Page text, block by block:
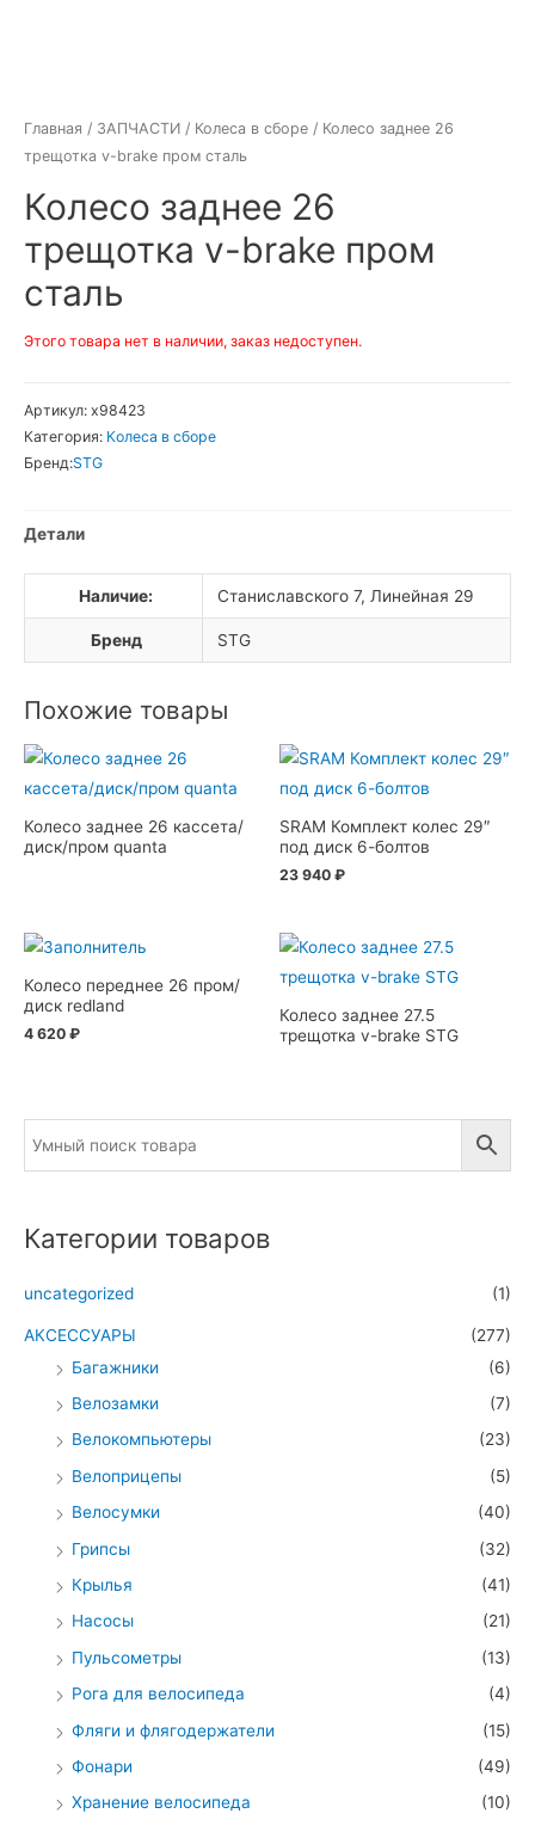
Главная / ЗАПЧАСТИ / Колеса в сборе / Колесо заднее 26
трещотка v-brake пром сталь
Колесо заднее 26
трещотка v-brake пром
сталь
Этого товара нет в наличии, заказ недоступен.
Артикул: х98423
Категория: Колеса в сборе
Бренд:STG
Детали
Наличие: Станиславского 7, Линейная 29
Бренд STG
Похожие товары
Колесо заднее 26 кассета/
диск/пром quanta
SRAM Комплект колес 29″
под диск 6-болтов
23 940 ₽
Колесо переднее 26 пром/
диск redland
4 620 ₽
Колесо заднее 27.5
трещотка v-brake STG
Категории товаров
uncategorized (1)
АКСЕССУАРЫ
(277)
Багажники
(6)
Велозамки
(7)
Велокомпьютеры
(23)
Велоприцепы
(5)
Велосумки
(40)
Грипсы
(32)
Крылья
(41)
Насосы
(21)
Пульсометры
(13)
Рога для велосипеда
(4)
Фляги и флягодержатели
(15)
Фонари
(49)
Хранение велосипеда
(10)